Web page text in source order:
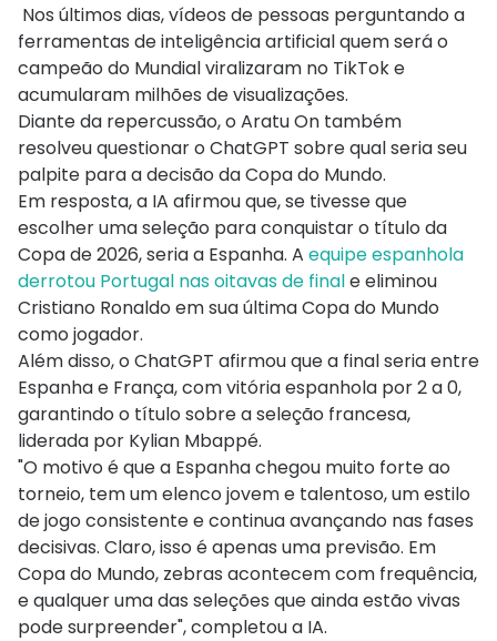
Nos últimos dias, vídeos de pessoas perguntando a
ferramentas de inteligência artificial quem será o
campeão do Mundial viralizaram no TikTok e
acumularam milhões de visualizações.
Diante da repercussão, o Aratu On também
resolveu questionar o ChatGPT sobre qual seria seu
palpite para a decisão da Copa do Mundo.
Em resposta, a IA afirmou que, se tivesse que
escolher uma seleção para conquistar o título da
Copa de 2026, seria a Espanha. A equipe espanhola
derrotou Portugal nas oitavas de finale eliminou
Cristiano Ronaldo em sua última Copa do Mundo
como jogador.
Além disso, o ChatGPT afirmou que a final seria entre
Espanha e França, com vitória espanhola por 2 a 0,
garantindo o título sobre a seleção francesa,
liderada por Kylian Mbappé.
"O motivo é que a Espanha chegou muito forte ao
torneio, tem um elenco jovem e talentoso, um estilo
de jogo consistente e continua avançando nas fases
decisivas. Claro, isso é apenas uma previsão. Em
Copa do Mundo, zebras acontecem com frequência,
e qualquer uma das seleções que ainda estão vivas
pode surpreender", completou a IA.